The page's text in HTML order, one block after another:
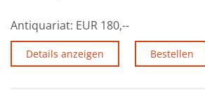
Antiquariat: EUR 180,--
Details anzeigen Bestellen